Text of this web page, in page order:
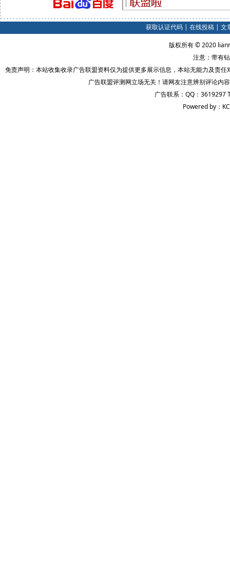
获取认证代码| 在线投稿| 文
版权所有 © 2020
注意：带有
免责声明：本站收集收录广告联盟资料仅为提供更多展示信息，本站无能力及责
广告联盟评测网立场无关！请网友注意辨别评论内
广告联系：QQ：3619297
Powered by：